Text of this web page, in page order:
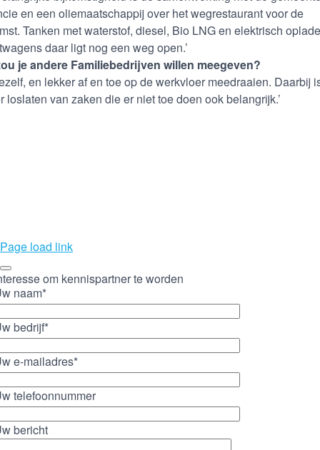
en een oliemaatschappij over het wegrestaurant voor de
Tanken met waterstof, diesel, Bio LNG en elektrisch
daar ligt nog een weg open.’
je andere Familiebedrijven willen meegeven?
en lekker af en toe op de werkvloer meedraaien. Daarbij
loslaten van zaken die er niet toe doen ook belangrijk.’
Page load link
om kennispartner te worden
naam*
bedrijf*
e-mailadres*
telefoonnummer
bericht